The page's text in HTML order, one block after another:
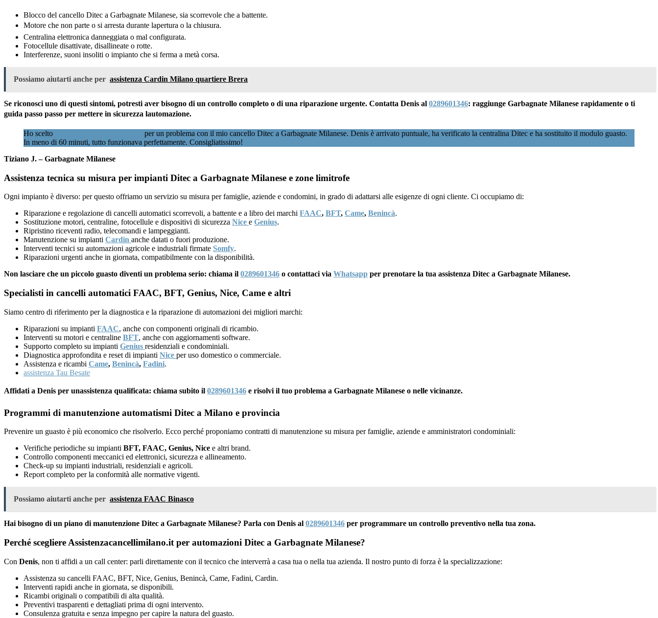
Blocco del cancello Ditec a Garbagnate Milanese, sia scorrevole che a battente.
Motore che non parte o si arresta durante lapertura o la chiusura.
Centralina elettronica danneggiata o mal configurata.
Fotocellule disattivate, disallineate o rotte.
Interferenze, suoni insoliti o impianto che si ferma a metà corsa.
Possiamo aiutarti anche per assistenza Cardin Milano quartiere Brera
Se riconosci uno di questi sintomi, potresti aver bisogno di un controllo completo o di una riparazione urgente. Contatta Denis al 0289601346: raggiunge Garbagnate Milanese rapidamente o ti
guida passo passo per mettere in sicurezza lautomazione.
Ho scelto
per un problema con il mio cancello Ditec a Garbagnate Milanese. Denis è arrivato puntuale, ha verificato la centralina Ditec e ha sostituito il modulo guasto.
In meno di 60 minuti, tutto funzionava perfettamente. Consigliatissimo!
Tiziano J. – Garbagnate Milanese
Assistenza tecnica su misura per impianti Ditec a Garbagnate Milanese e zone limitrofe
Ogni impianto è diverso: per questo offriamo un servizio su misura per famiglie, aziende e condomini, in grado di adattarsi alle esigenze di ogni cliente. Ci occupiamo di:
Riparazione e regolazione di cancelli automatici scorrevoli, a battente e a libro dei marchi FAAC, BFT, Came, Benincà.
Sostituzione motori, centraline, fotocellule e dispositivi di sicurezza Nice e Genius.
Ripristino riceventi radio, telecomandi e lampeggianti.
Manutenzione su impianti Cardin anche datati o fuori produzione.
Interventi tecnici su automazioni agricole e industriali firmate Somfy.
Riparazioni urgenti anche in giornata, compatibilmente con la disponibilità.
Non lasciare che un piccolo guasto diventi un problema serio: chiama il 0289601346 o contattaci via Whatsapp per prenotare la tua assistenza Ditec a Garbagnate Milanese.
Specialisti in cancelli automatici FAAC, BFT, Genius, Nice, Came e altri
Siamo centro di riferimento per la diagnostica e la riparazione di automazioni dei migliori marchi:
Riparazioni su impianti FAAC, anche con componenti originali di ricambio.
Interventi su motori e centraline BFT, anche con aggiornamenti software.
Supporto completo su impianti Genius residenziali e condominiali.
Diagnostica approfondita e reset di impianti Nice per uso domestico o commerciale.
Assistenza e ricambi Came, Benincà, Fadini.
assistenza Tau Besate
Affidati a Denis per unassistenza qualificata: chiama subito il 0289601346 e risolvi il tuo problema a Garbagnate Milanese o nelle vicinanze.
Programmi di manutenzione automatismi Ditec a Milano e provincia
Prevenire un guasto è più economico che risolverlo. Ecco perché proponiamo contratti di manutenzione su misura per famiglie, aziende e amministratori condominiali:
Verifiche periodiche su impianti BFT, FAAC, Genius, Nice e altri brand.
Controllo componenti meccanici ed elettronici, sicurezza e allineamento.
Check-up su impianti industriali, residenziali e agricoli.
Report completo per la conformità alle normative vigenti.
Possiamo aiutarti anche per assistenza FAAC Binasco
Hai bisogno di un piano di manutenzione Ditec a Garbagnate Milanese? Parla con Denis al 0289601346 per programmare un controllo preventivo nella tua zona.
Perché scegliere Assistenzacancellimilano.it per automazioni Ditec a Garbagnate Milanese?
Con Denis, non ti affidi a un call center: parli direttamente con il tecnico che interverrà a casa tua o nella tua azienda. Il nostro punto di forza è la specializzazione:
Assistenza su cancelli FAAC, BFT, Nice, Genius, Benincà, Came, Fadini, Cardin.
Interventi rapidi anche in giornata, se disponibili.
Ricambi originali o compatibili di alta qualità.
Preventivi trasparenti e dettagliati prima di ogni intervento.
Consulenza gratuita e senza impegno per capire la natura del guasto.